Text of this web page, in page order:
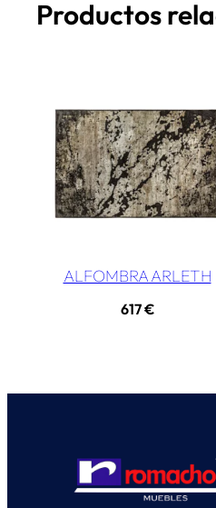
Productos
ALFOMBRA ARLETH
617€